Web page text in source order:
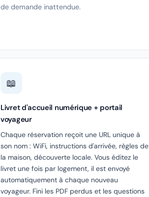
de demande inattendue.
📖
Livret d'accueil numérique + portail
voyageur
Chaque réservation reçoit une URL unique à
son nom : WiFi, instructions d'arrivée, règles de
la maison, découverte locale. Vous éditez le
livret une fois par logement, il est envoyé
automatiquement à chaque nouveau
voyageur. Fini les PDF perdus et les questions